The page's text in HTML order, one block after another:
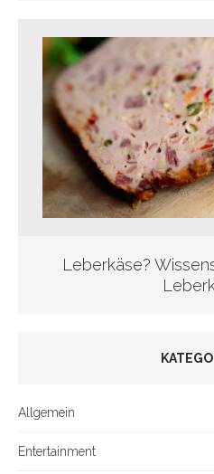
Leberkäse?
Allgemein
Entertainment